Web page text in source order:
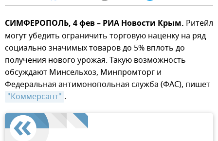
СИМФЕРОПОЛЬ, 4 фев – РИА Новости Крым. Ритейл
могут убедить ограничить торговую наценку на ряд
социально значимых товаров до 5% вплоть до
получения нового урожая. Такую возможность
обсуждают Минсельхоз, Минпромторг и
Федеральная антимонопольная служба (ФАС), пишет
"Коммерсант" .